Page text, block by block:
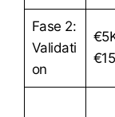
Fase 2:
Validati
on